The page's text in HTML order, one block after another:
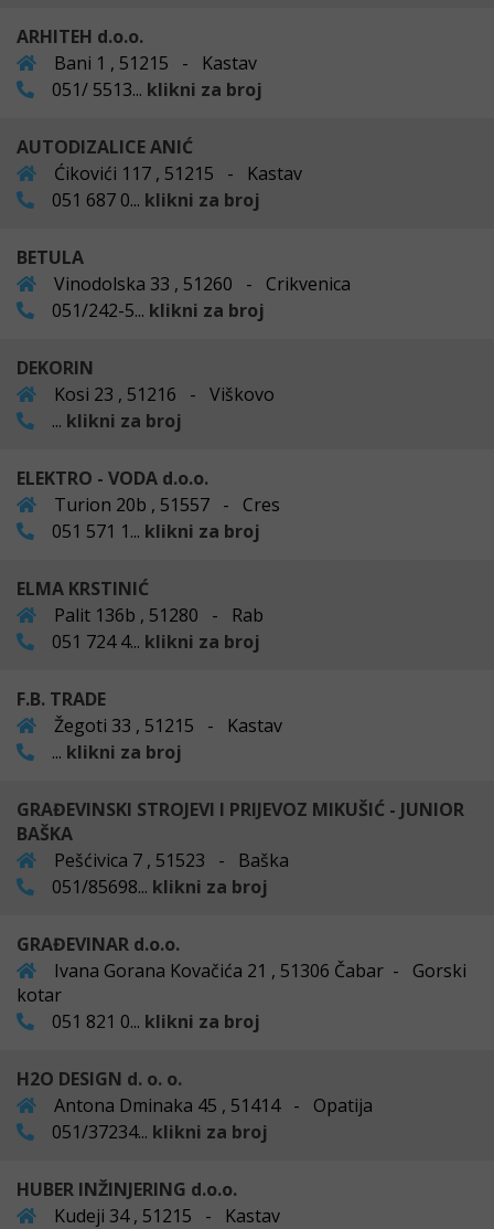
ARHITEH d.o.o.
Bani 1 , 51215 - Kastav
051/ 5513... klikni za broj
AUTODIZALICE ANIĆ
Ćikovići 117 , 51215 - Kastav
051 687 0... klikni za broj
BETULA
Vinodolska 33 , 51260 - Crikvenica
051/242-5... klikni za broj
DEKORIN
Kosi 23 , 51216 - Viškovo
... klikni za broj
ELEKTRO - VODA d.o.o.
Turion 20b , 51557 - Cres
051 571 1... klikni za broj
ELMA KRSTINIĆ
Palit 136b , 51280 - Rab
051 724 4... klikni za broj
F.B. TRADE
Žegoti 33 , 51215 - Kastav
... klikni za broj
GRAĐEVINSKI STROJEVI I PRIJEVOZ MIKUŠIĆ - JUNIOR
BAŠKA
Pešćivica 7 , 51523 - Baška
051/85698... klikni za broj
GRAĐEVINAR d.o.o.
Ivana Gorana Kovačića 21 , 51306 Čabar - Gorski
kotar
051 821 0... klikni za broj
H2O DESIGN d. o. o.
Antona Dminaka 45 , 51414 - Opatija
051/37234... klikni za broj
HUBER INŽINJERING d.o.o.
Kudeji 34 , 51215 - Kastav